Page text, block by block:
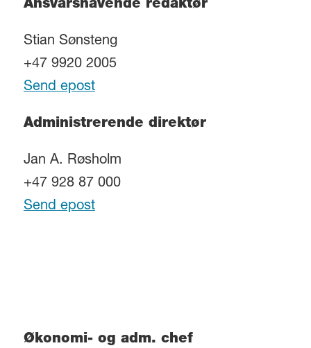
Ansvarshavende redaktør
Stian Sønsteng
+47 9920 2005
Send epost
Administrerende direktør
Jan A. Røsholm
+47 928 87 000
Send epost
Økonomi- og adm. chef